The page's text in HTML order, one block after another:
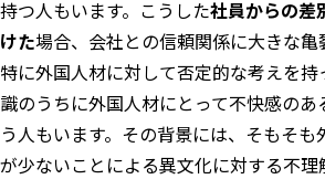
持つ人もいます。こうした社員からの差
けた場合、会社との信頼関係に大きな亀
特に外国人材に対して否定的な考えを持
識のうちに外国人材にとって不快感のあ
う人もいます。その背景には、そもそ
が少ないことによる異文化に対する不理